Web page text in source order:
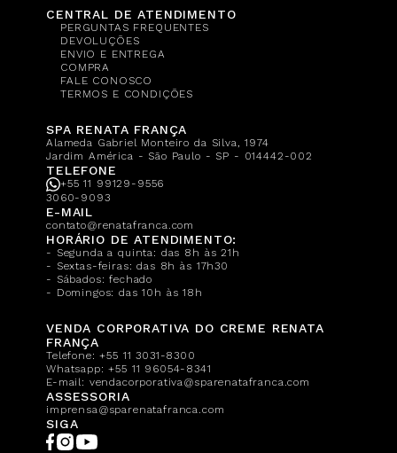
CENTRAL DE ATENDIMENTO
PERGUNTAS FREQUENTES
DEVOLUÇÕES
ENVIO E ENTREGA
COMPRA
FALE CONOSCO
TERMOS E CONDIÇÕES
SPA RENATA FRANÇA
Alameda Gabriel Monteiro da Silva, 1974
Jardim América - São Paulo - SP - 014442-002
TELEFONE
+55 11 99129-9556
3060-9093
E-MAIL
contato@renatafranca.com
HORÁRIO DE ATENDIMENTO:
- Segunda a quinta: das 8h às 21h
- Sextas-feiras: das 8h às 17h30
- Sábados: fechado
- Domingos: das 10h às 18h
VENDA CORPORATIVA DO CREME RENATA
FRANÇA
Telefone:+55 11 3031-8300
Whatsapp:+55 11 96054-8341
E-mail: vendacorporativa@sparenatafranca.com
ASSESSORIA
imprensa@sparenatafranca.com
SIGA